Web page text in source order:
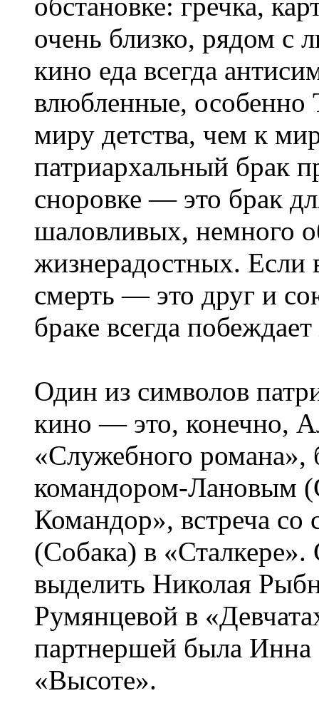
обстановке: гречка,
очень близко, рядом с
кино еда всегда
влюбленные, особенно
миру детства, чем к
патриархальный брак
сноровке — это брак
шаловливых, немного
жизнерадостных. Если
смерть — это друг и
браке всегда
Один из символов
кино — это, конечно,
«Служебного
командором-Лановым
Командор», встреча со
(Собака) в
выделить Николая
Румянцевой в
партнершей была
«Высоте».